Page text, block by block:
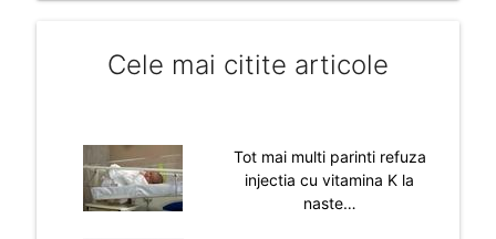
Cele mai citite articole
Tot mai multi parinti refuza
injectia cu vitamina K la
naste…